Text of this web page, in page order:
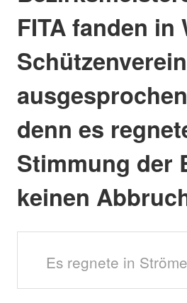
FITA fanden in
denn es
Stimmung der
keinen
Es regnete in